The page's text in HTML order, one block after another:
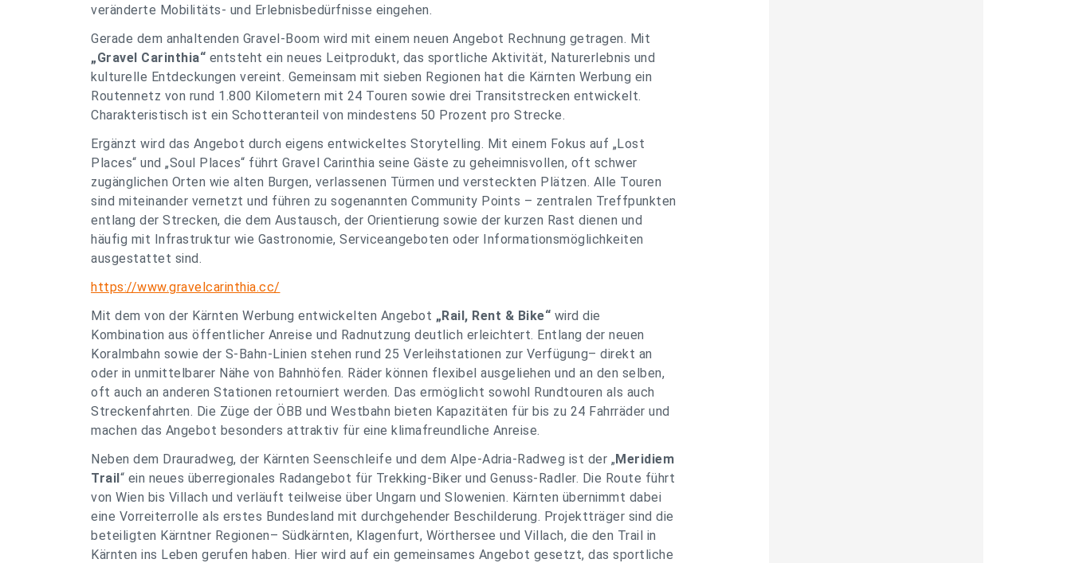
veränderte Mobilitäts- und Erlebnisbedürfnisse eingehen.
Gerade dem anhaltenden Gravel-Boom wird mit einem neuen Angebot Rechnung getragen. Mit
„Gravel Carinthia“ entsteht ein neues Leitprodukt, das sportliche Aktivität, Naturerlebnis und
kulturelle Entdeckungen vereint. Gemeinsam mit sieben Regionen hat die Kärnten Werbung ein
Routennetz von rund 1.800 Kilometern mit 24 Touren sowie drei Transitstrecken entwickelt.
Charakteristisch ist ein Schotteranteil von mindestens 50 Prozent pro Strecke.
Ergänzt wird das Angebot durch eigens entwickeltes Storytelling. Mit einem Fokus auf „Lost
Places“ und „Soul Places“ führt Gravel Carinthia seine Gäste zu geheimnisvollen, oft schwer
zugänglichen Orten wie alten Burgen, verlassenen Türmen und versteckten Plätzen. Alle Touren
sind miteinander vernetzt und führen zu sogenannten Community Points – zentralen Treffpunkten
entlang der Strecken, die dem Austausch, der Orientierung sowie der kurzen Rast dienen und
häufig mit Infrastruktur wie Gastronomie, Serviceangeboten oder Informationsmöglichkeiten
ausgestattet sind.
https://www.gravelcarinthia.cc/
Mit dem von der Kärnten Werbung entwickelten Angebot „Rail, Rent & Bike“ wird die
Kombination aus öffentlicher Anreise und Radnutzung deutlich erleichtert. Entlang der neuen
Koralmbahn sowie der S-Bahn-Linien stehen rund 25 Verleihstationen zur Verfügung– direkt an
oder in unmittelbarer Nähe von Bahnhöfen. Räder können flexibel ausgeliehen und an den selben,
oft auch an anderen Stationen retourniert werden. Das ermöglicht sowohl Rundtouren als auch
Streckenfahrten. Die Züge der ÖBB und Westbahn bieten Kapazitäten für bis zu 24 Fahrräder und
machen das Angebot besonders attraktiv für eine klimafreundliche Anreise.
Neben dem Drauradweg, der Kärnten Seenschleife und dem Alpe-Adria-Radweg ist der „Meridiem
Trail“ ein neues überregionales Radangebot für Trekking-Biker und Genuss-Radler. Die Route führt
von Wien bis Villach und verläuft teilweise über Ungarn und Slowenien. Kärnten übernimmt dabei
eine Vorreiterrolle als erstes Bundesland mit durchgehender Beschilderung. Projektträger sind die
beteiligten Kärntner Regionen– Südkärnten, Klagenfurt, Wörthersee und Villach, die den Trail in
Kärnten ins Leben gerufen haben. Hier wird auf ein gemeinsames Angebot gesetzt, das sportliche